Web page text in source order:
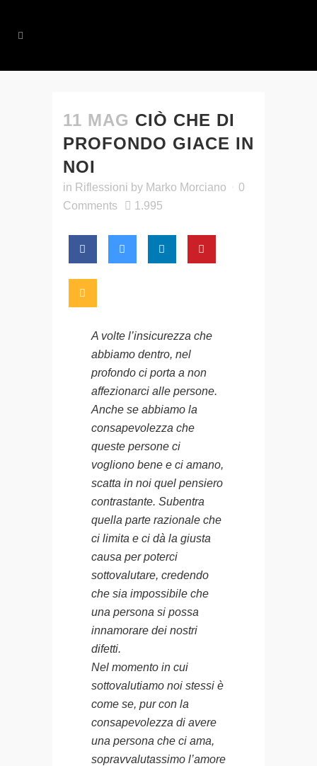
11 MAG CIÒ CHE DI
PROFONDO GIACE IN
NOI
in Riflessioni by Marko Morciano
0
Comments
1.995
A volte l’insicurezza che
abbiamo dentro, nel
profondo ci porta a non
affezionarci alle persone.
Anche se abbiamo la
consapevolezza che
queste persone ci
vogliono bene e ci amano,
scatta in noi quel pensiero
contrastante. Subentra
quella parte razionale che
ci limita e ci dà la giusta
causa per poterci
sottovalutare, credendo
che sia impossibile che
una persona si possa
innamorare dei nostri
difetti.
Nel momento in cui
sottovalutiamo noi stessi è
come se, pur con la
consapevolezza di avere
una persona che ci ama,
sopravvalutassimo l’amore